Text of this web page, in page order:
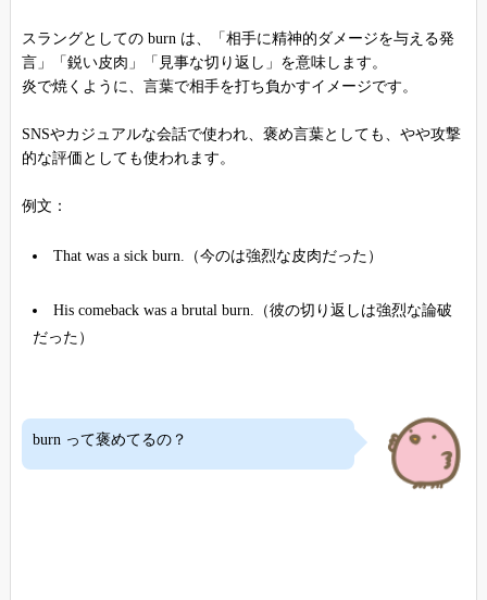
スラングとしての burn は、「相手に精神的ダメージを与える発
言」「鋭い皮肉」「見事な切り返し」を意味します。
炎で焼くように、言葉で相手を打ち負かすイメージです。
SNSやカジュアルな会話で使われ、褒め言葉としても、やや攻撃
的な評価としても使われます。
例文：
That was a sick burn.（今のは強烈な皮肉だった）
His comeback was a brutal burn.（彼の切り返しは強烈な論破
だった）
burn って褒めてるの？